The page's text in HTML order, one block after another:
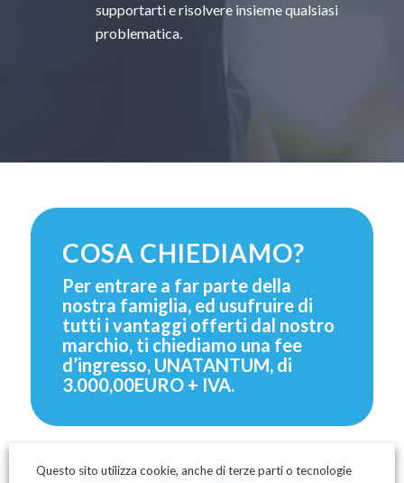
supportarti e risolvere insieme qualsiasi
problematica.
COSA CHIEDIAMO?
Per entrare a far parte della
nostra famiglia, ed usufruire di
tutti i vantaggi offerti dal nostro
marchio, ti chiediamo una fee
d’ingresso, UNATANTUM, di
3.000,00EURO + IVA.
Questo sito utilizza cookie, anche di terze parti o tecnologie